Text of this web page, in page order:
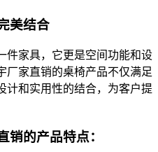
美结合
件家具，它更是空间功能和设
厂家直销的桌椅产品不仅满足
计和实用性的结合，为客户提
销的产品特点：